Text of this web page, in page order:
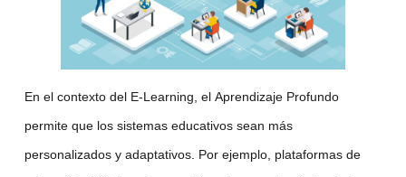
En el contexto del E-Learning , el Aprendizaje Profundo
permite que los sistemas educativos sean más
personalizados y adaptativos. Por ejemplo, plataformas de